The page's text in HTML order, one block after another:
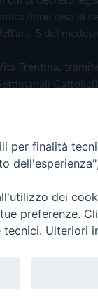
resa ai
5 del
Trentina,
Privacy Policy
Editrice
per finalità
dei
preferenze.
Ulteriori